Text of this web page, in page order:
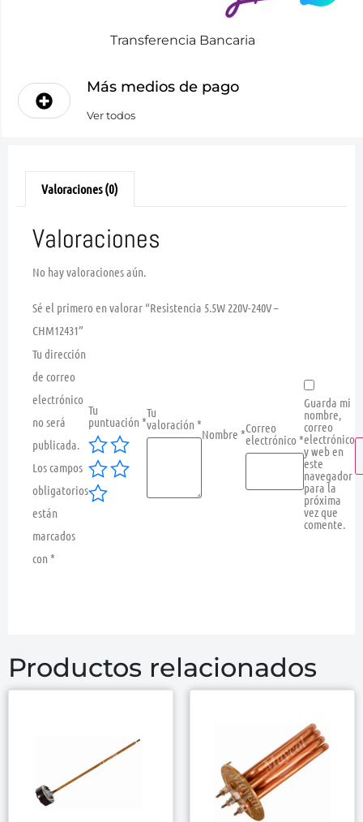
Transferencia Bancaria
Más medios de pago
Ver todos
Valoraciones (0)
Valoraciones
No hay valoraciones aún.
Sé el primero en valorar “Resistencia 5.5W 220V-240V –
CHM12431”
Tu dirección
de correo
electrónico
no será
publicada.
Los campos
obligatorios
están
marcados
con *
Tu
puntuación *
Tu
valoración *
Nombre *Correo
electrónico *
Guarda mi
nombre,
correo
electrónico
y web en
este
navegador
para la
próxima
vez que
comente.
Productos relacionados